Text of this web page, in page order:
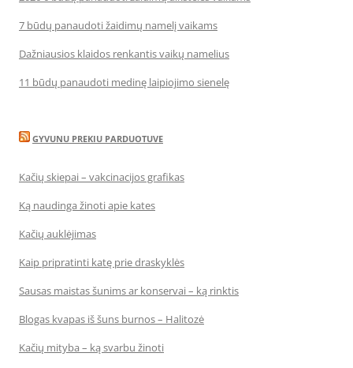
7 būdų panaudoti žaidimų namelį vaikams
Dažniausios klaidos renkantis vaikų namelius
11 būdų panaudoti medinę laipiojimo sienelę
GYVUNU PREKIU PARDUOTUVE
Kačių skiepai – vakcinacijos grafikas
Ką naudinga žinoti apie kates
Kačių auklėjimas
Kaip pripratinti katę prie draskyklės
Sausas maistas šunims ar konservai – ką rinktis
Blogas kvapas iš šuns burnos – Halitozė
Kačių mityba – ką svarbu žinoti